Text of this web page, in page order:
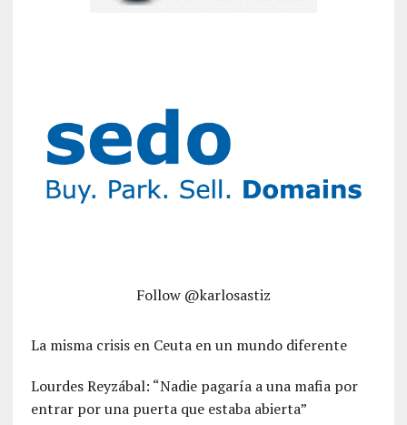
Follow @karlosastiz
La misma crisis en Ceuta en un mundo diferente
Lourdes Reyzábal: “Nadie pagaría a una mafia por
entrar por una puerta que estaba abierta”